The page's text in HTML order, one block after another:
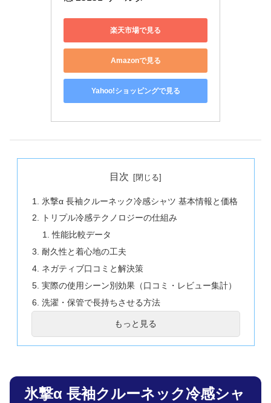
楽天市場で見る
Amazonで見る
Yahoo!ショッピングで見る
目次
氷撃α 長袖クルーネック冷感シャツ 基本情報と価格
トリプル冷感テクノロジーの仕組み
性能比較データ
耐久性と着心地の工夫
ネガティブ口コミと解決策
実際の使用シーン別効果（口コミ・レビュー集計）
洗濯・保管で長持ちさせる方法
他社製品との違いまとめ
猛暑日の定義と関連情報
もっと見る
氷撃α 長袖クルーネック冷感シャ